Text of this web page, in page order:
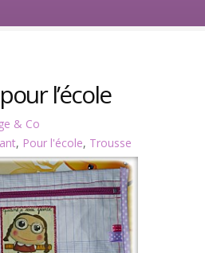
l’école
& Co
, Pour l'école, Trousse